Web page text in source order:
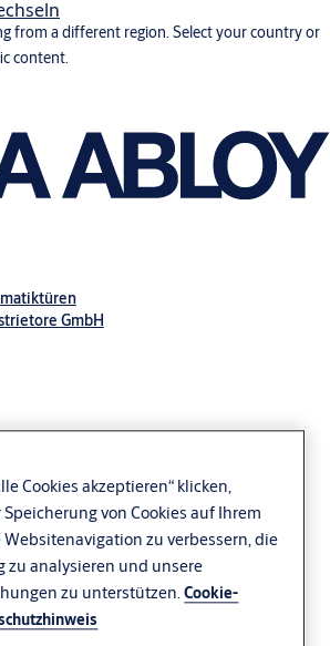
from a different region. Select your country or
content.
GmbH
Cookies akzeptieren“ klicken,
von Cookies auf Ihrem
Websitenavigation zu verbessern, die
zu analysieren und unsere
zu unterstützen.Cookie-